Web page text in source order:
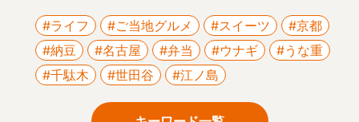
#ライフ #ご当地グルメ #スイーツ
#京都
#納豆
#名古屋 #弁当 #ウナギ
#うな重
#千駄木
#世田谷 #江ノ島